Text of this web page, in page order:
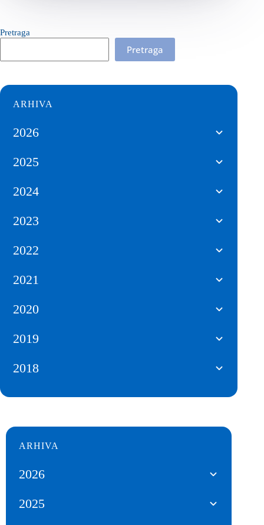
Pretraga
Pretraga
ARHIVA
2026
2025
2024
2023
2022
2021
2020
2019
2018
ARHIVA
2026
2025